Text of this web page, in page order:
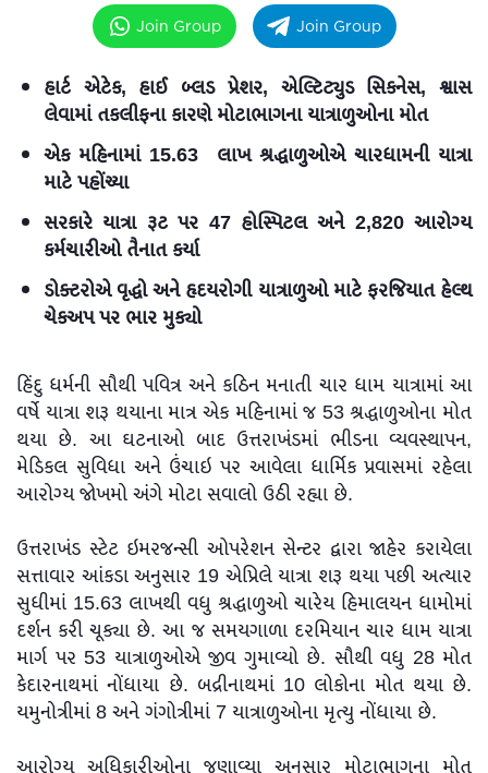
Join Group Join Group
હાર્ટ એટેક, હાઈ બ્લડ પ્રેશર, એલ્ટિટ્યુડ સિકનેસ, શ્વાસ
લેવામાં તકલીફના કારણે મોટાભાગના યાત્રાળુઓના મોત
એક મહિનામાં 15.63 લાખ શ્રદ્ધાળુઓએ ચારધામની યાત્રા
માટે પહોંચ્યા
સરકારે યાત્રા રૂટ પર 47 હોસ્પિટલ અને 2,820 આરોગ્ય
કર્મચારીઓ તૈનાત કર્યા
ડોક્ટરોએ વૃદ્ધો અને હૃદયરોગી યાત્રાળુઓ માટે ફરજિયાત હેલ્થ
ચેકઅપ પર ભાર મુક્યો
હિંદુ ધર્મની સૌથી પવિત્ર અને કઠિન મનાતી ચાર ધામ યાત્રામાં આ
વર્ષે યાત્રા શરૂ થયાના માત્ર એક મહિનામાં જ 53 શ્રદ્ધાળુઓના મોત
થયા છે. આ ઘટનાઓ બાદ ઉત્તરાખંડમાં ભીડના વ્યવસ્થાપન,
મેડિકલ સુવિધા અને ઉંચાઇ પર આવેલા ધાર્મિક પ્રવાસમાં રહેલા
આરોગ્ય જોખમો અંગે મોટા સવાલો ઉઠી રહ્યા છે.
ઉત્તરાખંડ સ્ટેટ ઇમરજન્સી ઓપરેશન સેન્ટર દ્વારા જાહેર કરાયેલા
સત્તાવાર આંકડા અનુસાર 19 એપ્રિલે યાત્રા શરૂ થયા પછી અત્યાર
સુધીમાં 15.63 લાખથી વધુ શ્રદ્ધાળુઓ ચારેય હિમાલયન ધામોમાં
દર્શન કરી ચૂક્યા છે. આ જ સમયગાળા દરમિયાન ચાર ધામ યાત્રા
માર્ગ પર 53 યાત્રાળુઓએ જીવ ગુમાવ્યો છે. સૌથી વધુ 28 મોત
કેદારનાથમાં નોંધાયા છે. બદ્રીનાથમાં 10 લોકોના મોત થયા છે.
યમુનોત્રીમાં 8 અને ગંગોત્રીમાં 7 યાત્રાળુઓના મૃત્યુ નોંધાયા છે.